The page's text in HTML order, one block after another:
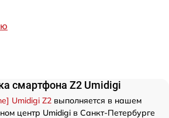
смартфона Z2 Umidigi
Umidigi Z2 выполняется в нашем
центр Umidigi в Санкт-Петербурге